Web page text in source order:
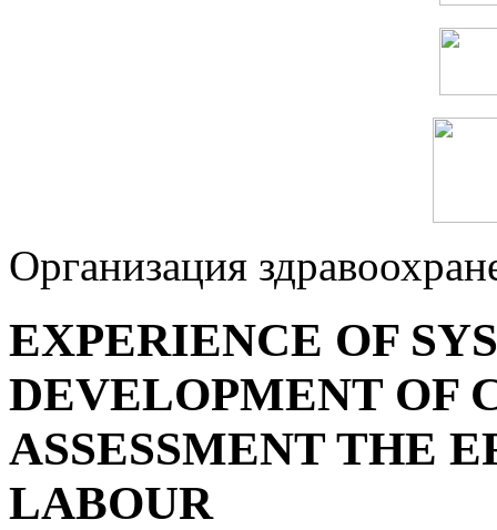
Организация
EXPERIENCE OF
DEVELOPMENT OF
ASSESSMENT THE
LABOUR